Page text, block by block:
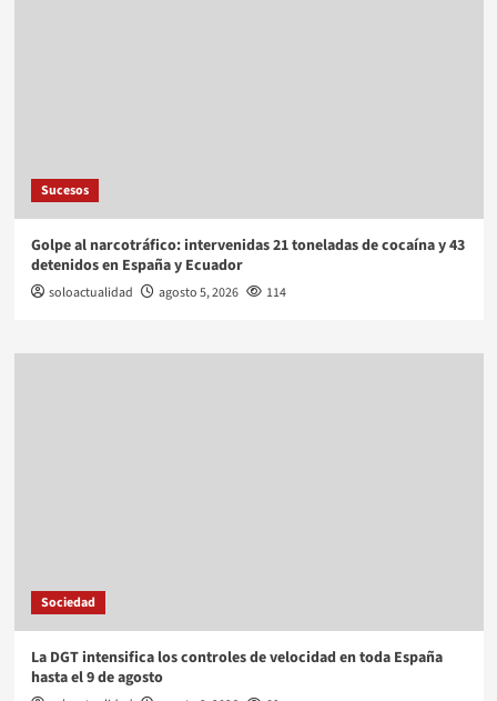
Sucesos
Golpe al narcotráfico: intervenidas 21 toneladas de cocaína y 43
detenidos en España y Ecuador
soloactualidad agosto 5, 2026 114
Sociedad
La DGT intensifica los controles de velocidad en toda España
hasta el 9 de agosto